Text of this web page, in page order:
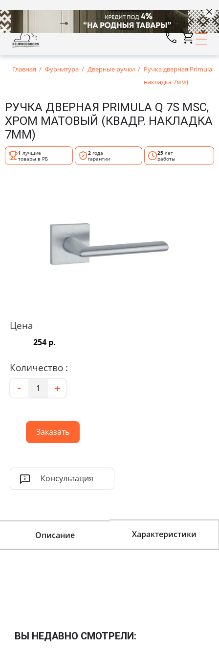
Главная Фурнитура Дверные ручки
Ручка дверная Primula
накладка 7мм)
РУЧКА ДВЕРНАЯ PRIMULA Q 7S MSC,
ХРОМ МАТОВЫЙ (КВАДР. НАКЛАДКА
7ММ)
1 лучшие
товары в РБ
2года
гарантии
25 лет
работы
Цена
254 р.
Количество :
Количество
- +
Заказать
Консультация
Описание Характеристики
ВЫ НЕДАВНО СМОТРЕЛИ: